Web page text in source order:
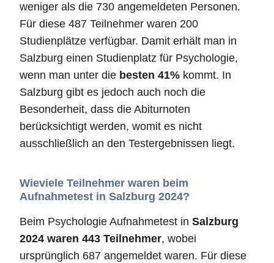
weniger als die 730 angemeldeten Personen.
Für diese 487 Teilnehmer waren 200
Studienplätze verfügbar. Damit erhält man in
Salzburg einen Studienplatz für Psychologie,
wenn man unter die besten 41% kommt. In
Salzburg gibt es jedoch auch noch die
Besonderheit, dass die Abiturnoten
berücksichtigt werden, womit es nicht
ausschließlich an den Testergebnissen liegt.
Wieviele Teilnehmer waren beim
Aufnahmetest in Salzburg 2024?
Beim Psychologie Aufnahmetest in Salzburg
2024 waren 443 Teilnehmer, wobei
ursprünglich 687 angemeldet waren. Für diese